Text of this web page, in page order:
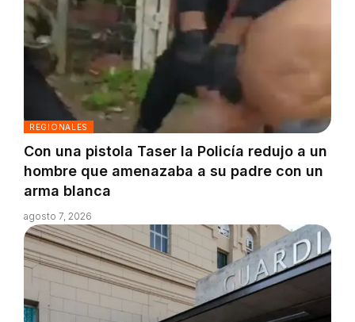
REGIONALES
Con una pistola Taser la Policía redujo a un
hombre que amenazaba a su padre con un
arma blanca
agosto 7, 2026